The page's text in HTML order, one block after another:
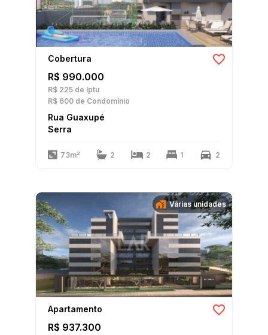
Cobertura
R$ 990.000
R$ 225 de Iptu
R$ 600 de Condomínio
Rua Guaxupé
Serra
73m² 2 2 1 2
Várias unidades
Apartamento
R$ 937.300